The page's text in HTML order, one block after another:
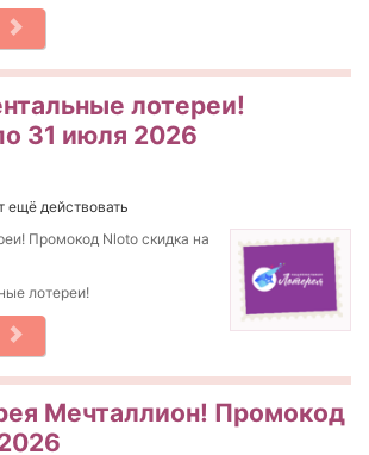
лотереи!
31 июля 2026
ещё действовать
Промокод Nloto скидка на
лотереи!
Мечталлион! Промокод